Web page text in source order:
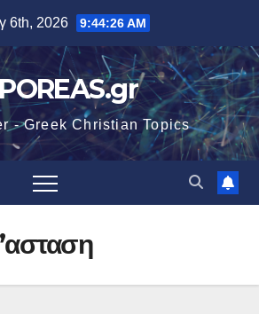
6th, 2026 9:44:26 AM
- Greek Christian Topics